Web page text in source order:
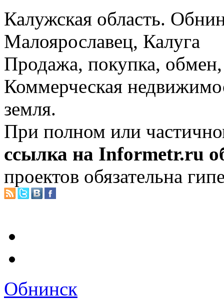
Калужская область.
Малоярославец, Калуга
Продажа, покупка, обмен,
Коммерческая
земля.
При полном или
ссылка на Informetr.ru
проектов обязательна
Обнинск